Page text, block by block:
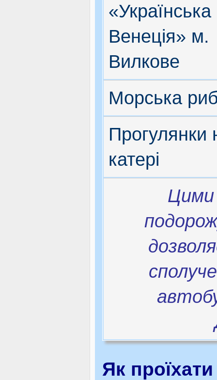
«Українська
Венеція» м.
Вилкове
Морська
Прогулянки
катері
Як